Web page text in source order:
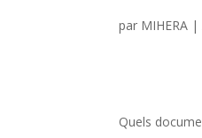
par MIHERA |
Quels